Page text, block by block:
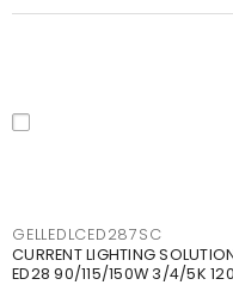
GELLEDLCED287SC
CURRENT LIGHTING
ED28 90/115/150W 3/4/5K